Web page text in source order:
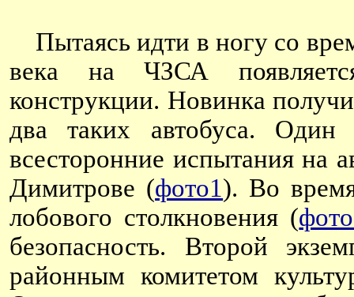
Пытаясь идти в ногу со
века на ЧЗСА
конструкции. Новинка
два таких автобуса.
всесторонние испытания на
Димитрове (фото1). Во
лобового столкновения (
безопасность. Второй
районным комитетом